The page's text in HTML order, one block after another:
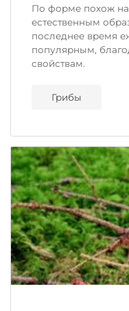
По форме похож на
естественным
последнее время
популярным,
свойствам.
Грибы